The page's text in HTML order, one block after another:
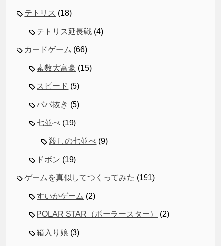
テトリス (18)
テトリス延長戦 (4)
カードゲーム (66)
素数大富豪 (15)
スピード (5)
ババ抜き (5)
七並べ (19)
殺しの七並べ (9)
ドボン (19)
ゲームを真似してつくってみた (191)
すいかゲーム (2)
POLAR STAR（ポーラースター） (2)
箱入り娘 (3)